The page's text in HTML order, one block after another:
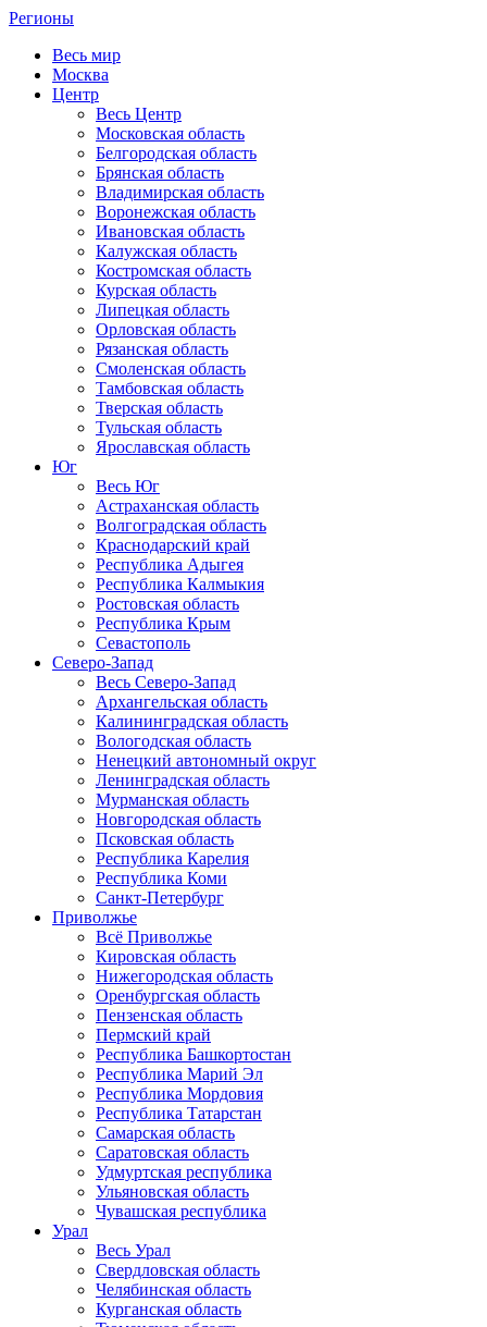
Регионы
Весь мир
Москва
Центр
Весь Центр
Московская область
Белгородская область
Брянская область
Владимирская область
Воронежская область
Ивановская область
Калужская область
Костромская область
Курская область
Липецкая область
Орловская область
Рязанская область
Смоленская область
Тамбовская область
Тверская область
Тульская область
Ярославская область
Юг
Весь Юг
Астраханская область
Волгоградская область
Краснодарский край
Республика Адыгея
Республика Калмыкия
Ростовская область
Республика Крым
Севастополь
Северо-Запад
Весь Северо-Запад
Архангельская область
Калининградская область
Вологодская область
Ненецкий автономный округ
Ленинградская область
Мурманская область
Новгородская область
Псковская область
Республика Карелия
Республика Коми
Санкт-Петербург
Приволжье
Всё Приволжье
Кировская область
Нижегородская область
Оренбургская область
Пензенская область
Пермский край
Республика Башкортостан
Республика Марий Эл
Республика Мордовия
Республика Татарстан
Самарская область
Саратовская область
Удмуртская республика
Ульяновская область
Чувашская республика
Урал
Весь Урал
Свердловская область
Челябинская область
Курганская область